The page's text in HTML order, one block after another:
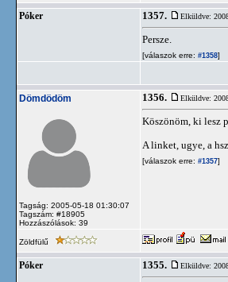
Póker 1357. Elküldve:
Persze.
[válaszok erre: #1358]
Dömdödöm
Tagság: 2005-05-18 01:30:07
Tagszám: #18905
Hozzászólások: 39
1356. Elküldve:
Köszönöm, ki lesz
A linket, ugye, a
[válaszok erre: #1357]
Zöldfülű
Póker 1355. Elküldve: